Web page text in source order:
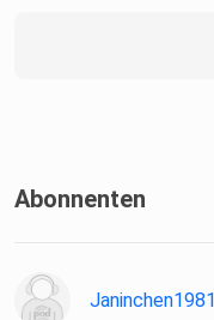
Abonnenten
Janinchen1981